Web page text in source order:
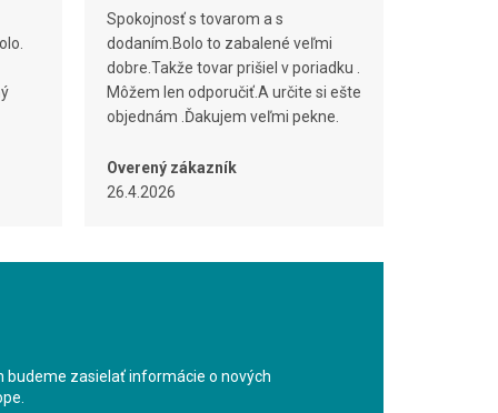
Spokojnosť s tovarom a s
dodaním.Bolo to zabalené veľmi
dobre.Takže tovar prišiel v poriadku .
Môžem len odporučiť.A určite si ešte
objednám .Ďakujem veľmi pekne.
Overený zákazník
26.4.2026
budeme zasielať informácie o nových